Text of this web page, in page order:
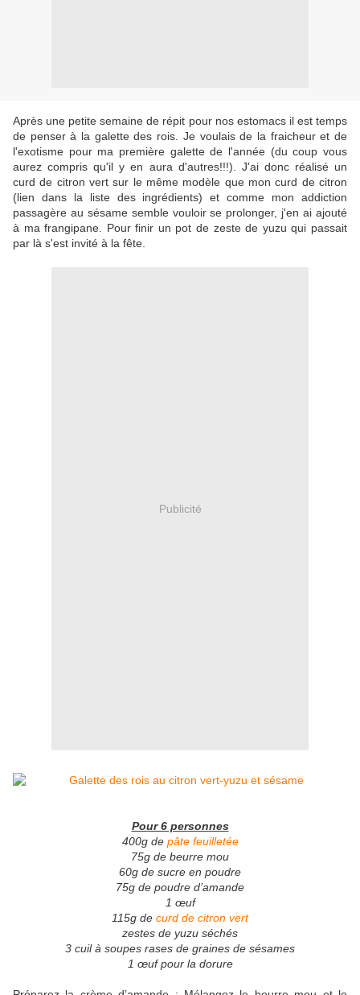
Après une petite semaine de répit pour nos estomacs il est temps
de penser à la galette des rois. Je voulais de la fraicheur et de
l'exotisme pour ma première galette de l'année (du coup vous
aurez compris qu'il y en aura d'autres!!!). J'ai donc réalisé un
curd de citron vert sur le même modèle que mon curd de citron
(lien dans la liste des ingrédients) et comme mon addiction
passagère au sésame semble vouloir se prolonger, j'en ai ajouté
à ma frangipane. Pour finir un pot de zeste de yuzu qui passait
par là s'est invité à la fête.
Publicité
Pour 6 personnes
400g de pâte feuilletée
75g de beurre mou
60g de sucre en poudre
75g de poudre d’amande
1 œuf
115g de curd de citron vert
zestes de yuzu séchés
3 cuil à soupes rases de graines de sésames
1 œuf pour la dorure